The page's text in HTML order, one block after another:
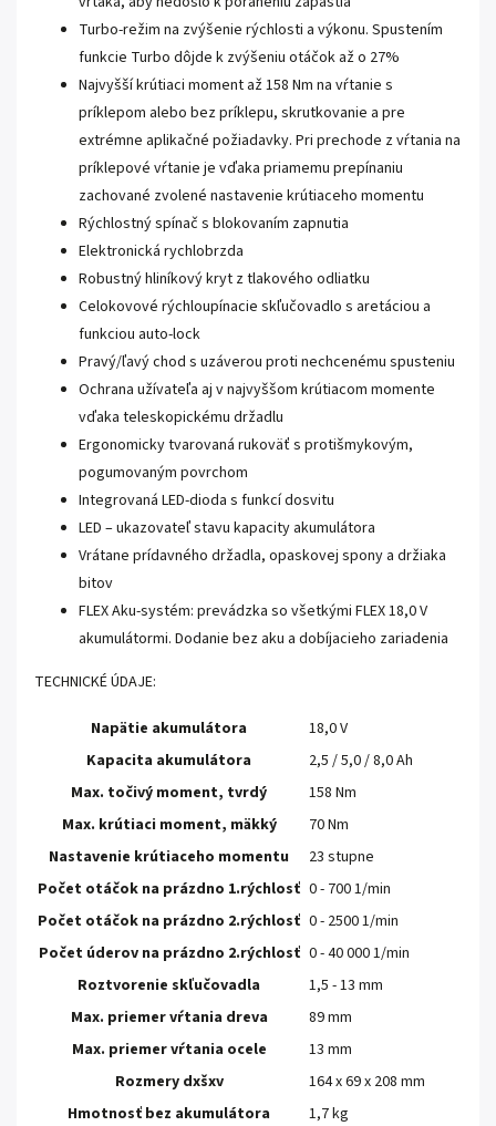
Turbo-režim na zvýšenie rýchlosti a výkonu. Spustením
funkcie Turbo dôjde k zvýšeniu otáčok až o 27%
Najvyšší krútiaci moment až 158 Nm na vŕtanie s
príklepom alebo bez príklepu, skrutkovanie a pre
extrémne aplikačné požiadavky. Pri prechode z vŕtania na
príklepové vŕtanie je vďaka priamemu prepínaniu
zachované zvolené nastavenie krútiaceho momentu
Rýchlostný spínač s blokovaním zapnutia
Elektronická rychlobrzda
Robustný hliníkový kryt z tlakového odliatku
Celokovové rýchloupínacie skľučovadlo s aretáciou a
funkciou auto-lock
Pravý/ľavý chod s uzáverou proti nechcenému spusteniu
Ochrana užívateľa aj v najvyššom krútiacom momente
vďaka teleskopickému držadlu
Ergonomicky tvarovaná rukoväť s protišmykovým,
pogumovaným povrchom
Integrovaná LED-dioda s funkcí dosvitu
LED – ukazovateľ stavu kapacity akumulátora
Vrátane prídavného držadla, opaskovej spony a držiaka
bitov
FLEX Aku-systém: prevádzka so všetkými FLEX 18,0 V
akumulátormi. Dodanie bez aku a dobíjacieho zariadenia
TECHNICKÉ ÚDAJE:
Napätie akumulátora
18,0 V
Kapacita akumulátora
2,5 / 5,0 / 8,0 Ah
Max. točivý moment, tvrdý
158 Nm
Max. krútiaci moment, mäkký
70 Nm
Nastavenie krútiaceho momentu
23 stupne
Počet otáčok na prázdno 1.rýchlosť 0 - 700 1/min
Počet otáčok na prázdno 2.rýchlosť 0 - 2500 1/min
Počet úderov na prázdno 2.rýchlosť 0 - 40 000 1/min
Roztvorenie skľučovadla
1,5 - 13 mm
Max. priemer vŕtania dreva
89 mm
Max. priemer vŕtania ocele
13 mm
Rozmery dxšxv
164 x 69 x 208 mm
Hmotnosť bez akumulátora
1,7 kg